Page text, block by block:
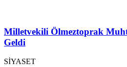
Milletvekili Ölmeztoprak
Geldi
SİYASET